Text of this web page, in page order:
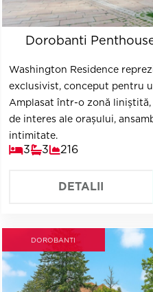
Dorobanti
Washington Residence
exclusivist, conceput pentru
Amplasat într-o zonă
de interes ale orașului,
intimitate.
3 3 216
DETALII
DOROBANTI